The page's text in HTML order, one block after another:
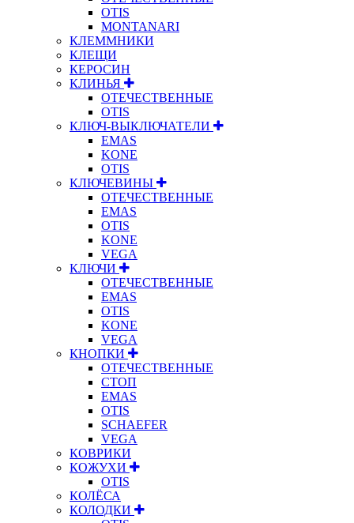
OTIS
MONTANARI
КЛЕММНИКИ
КЛЕЩИ
КЕРОСИН
КЛИНЬЯ
ОТЕЧЕСТВЕННЫЕ
OTIS
КЛЮЧ-ВЫКЛЮЧАТЕЛИ
EMAS
KONE
OTIS
КЛЮЧЕВИНЫ
ОТЕЧЕСТВЕННЫЕ
EMAS
OTIS
KONE
VEGA
КЛЮЧИ
ОТЕЧЕСТВЕННЫЕ
EMAS
OTIS
KONE
VEGA
КНОПКИ
ОТЕЧЕСТВЕННЫЕ
СТОП
EMAS
OTIS
SCHAEFER
VEGA
КОВРИКИ
КОЖУХИ
OTIS
КОЛЁСА
КОЛОДКИ